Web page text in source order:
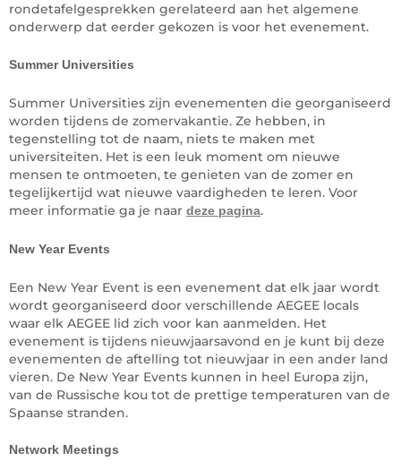
rondetafelgesprekken gerelateerd aan het algemene
onderwerp dat eerder gekozen is voor het evenement.
Summer Universities
Summer Universities zijn evenementen die georganiseerd
worden tijdens de zomervakantie. Ze hebben, in
tegenstelling tot de naam, niets te maken met
universiteiten. Het is een leuk moment om nieuwe
mensen te ontmoeten, te genieten van de zomer en
tegelijkertijd wat nieuwe vaardigheden te leren. Voor
meer informatie ga je naar deze pagina.
New Year Events
Een New Year Event is een evenement dat elk jaar wordt
wordt georganiseerd door verschillende AEGEE locals
waar elk AEGEE lid zich voor kan aanmelden. Het
evenement is tijdens nieuwjaarsavond en je kunt bij deze
evenementen de aftelling tot nieuwjaar in een ander land
vieren. De New Year Events kunnen in heel Europa zijn,
van de Russische kou tot de prettige temperaturen van de
Spaanse stranden.
Network Meetings